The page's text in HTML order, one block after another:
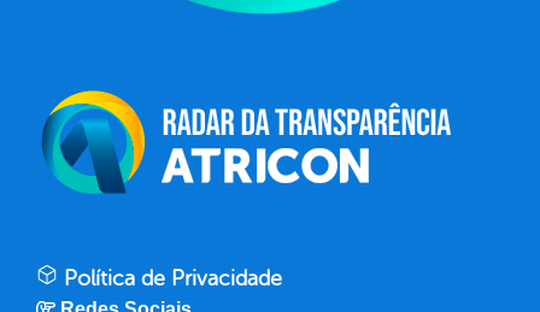
Política de Privacidade